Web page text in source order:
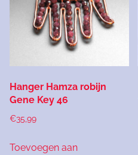
Hanger Hamza robijn
Gene Key 46
€35,99
Toevoegen aan